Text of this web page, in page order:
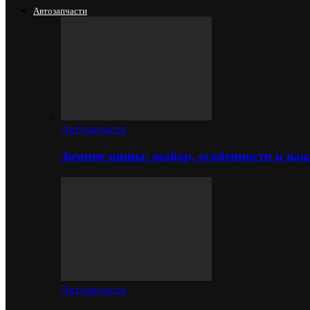
Автозапчасти
Автозапчасти
Зимние шины: выбор, особенности и
Автозапчасти